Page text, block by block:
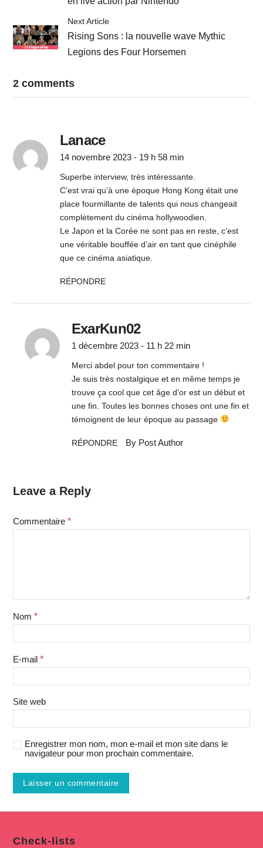
Next Article
Rising Sons : la nouvelle wave Mythic
Legions des Four Horsemen
2 comments
Lanace
14 novembre 2023 - 19 h 58 min
Superbe interview, très intéressante.
C’est vrai qu’à une époque Hong Kong était une
place fourmillante de talents qui nous changeait
complètement du cinéma hollywoodien.
Le Japon et la Corée ne sont pas en reste, c’est
une véritable bouffée d’air en tant que cinéphile
que ce cinéma asiatique.
RÉPONDRE
ExarKun02
1 décembre 2023 - 11 h 22 min
Merci abdel pour ton commentaire !
Je suis très nostalgique et en même temps je
trouve ça cool que cet âge d’or est un début et
une fin. Toutes les bonnes choses ont une fin et
témoignent de leur époque au passage
RÉPONDRE By Post Author
Leave a Reply
Commentaire *
Nom *
E-mail *
Site web
Enregistrer mon nom, mon e-mail et mon site dans le
navigateur pour mon prochain commentaire.
Check-lists